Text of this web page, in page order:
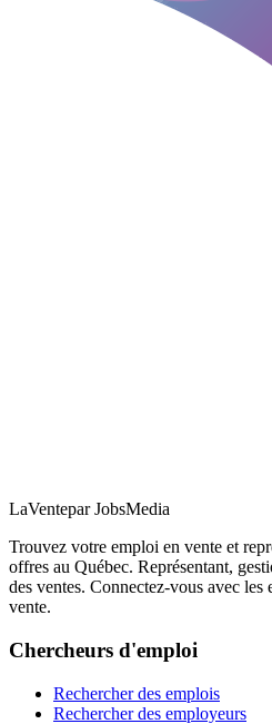
LaVentepar JobsMedia
Trouvez votre emploi en vente et
offres au Québec. Représentant,
des ventes. Connectez-vous avec les
vente.
Chercheurs d'emploi
Rechercher des emplois
Rechercher des employeurs